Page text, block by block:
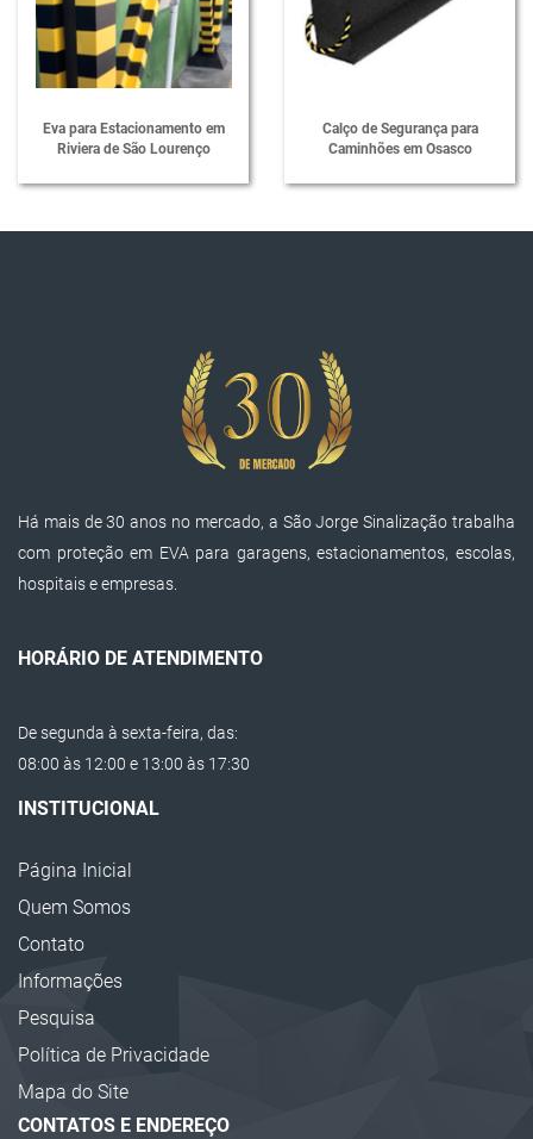
Redutor de Velocidade
Revestimento de Colunas Industriais
Separador de Vaga para Estacionamento
Lombadas de Borracha
Passa Cabos em Poliuretano
Protetores de Cabos em Poliuretano
Mini Segregador para Sinalização
Prisma de Concreto para Sinalização
Trava Rodas
Protetor de Doca EVA
Protetor de Cabos
Cone de Sinalização
Corrente Plástica
Super Cone de Sinalização
Barreira Plástica para Sinalização
Calço para Pneus
Calço para Rodas
Eva para Estacionamento em
Riviera de São Lourenço
Calço de Segurança para
Caminhões em Osasco
Há mais de 30 anos no mercado, a São Jorge Sinalização trabalha
com proteção em EVA para garagens, estacionamentos, escolas,
hospitais e empresas.
HORÁRIO DE ATENDIMENTO
De segunda à sexta-feira, das:
08:00 às 12:00 e 13:00 às 17:30
INSTITUCIONAL
Página Inicial
Quem Somos
Contato
Informações
Pesquisa
Política de Privacidade
Mapa do Site
CONTATOS E ENDEREÇO